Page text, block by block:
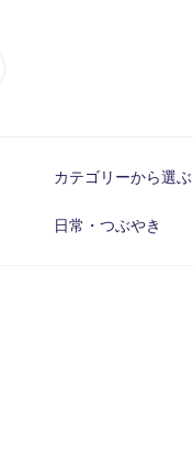
カテゴリーから選ぶ
日常・つぶやき